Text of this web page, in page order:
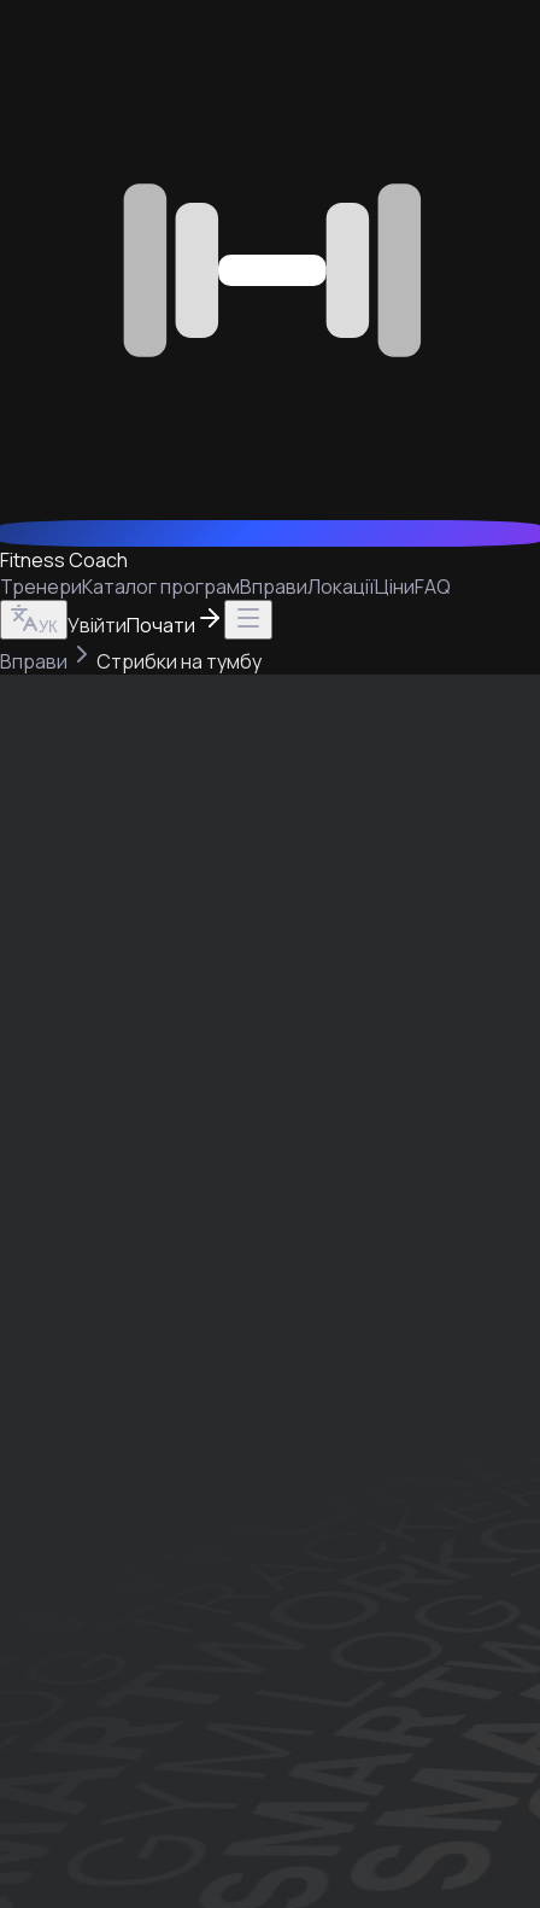
Fitness Coach
ТренериКаталог програмВправиЛокаціїЦіниFAQ
УК УвійтиПочати
Вправи
Стрибки на тумбу